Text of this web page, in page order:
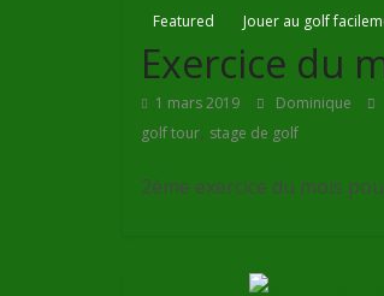
Featured Jouer au golf
Exercice du
1 mars 2019 Dominique
golf tour, stage de golf
2ème exercice du mois